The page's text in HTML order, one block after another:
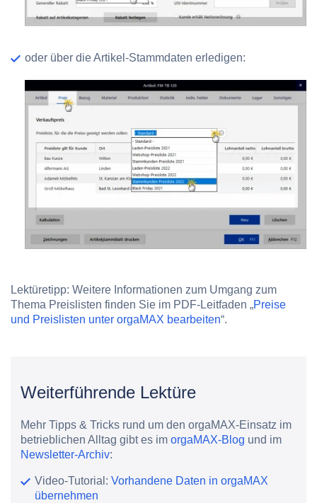
oder über die Artikel-Stammdaten erledigen:
Lektüretipp: Weitere Informationen zum Umgang zum
Thema Preislisten finden Sie im PDF-Leitfaden „Preise
und Preislisten unter orgaMAX bearbeiten“.
Weiterführende Lektüre
Mehr Tipps & Tricks rund um den orgaMAX-Einsatz im
betrieblichen Alltag gibt es im orgaMAX-Blog und im
Newsletter-Archiv:
Video-Tutorial: Vorhandene Daten in orgaMAX
übernehmen